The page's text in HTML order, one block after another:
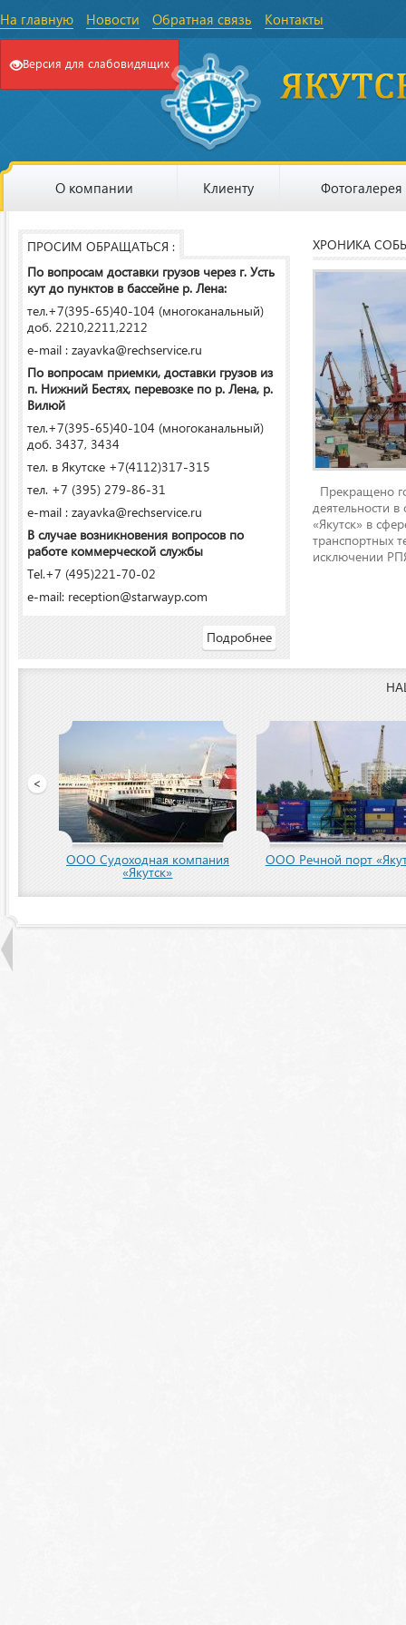
На главную Новости Обратная связь Контакты
Версия для слабовидящих
О компании Клиенту Фотогалерея
ПРОСИМ ОБРАЩАТЬСЯ :
По вопросам доставки грузов через г. Усть
кут до пунктов в бассейне р. Лена:
тел.+7(395-65)40-104 (многоканальный)
доб. 2210,2211,2212
e-mail : zayavka@rechservice.ru
По вопросам приемки, доставки грузов из
п. Нижний Бестях, перевозке по р. Лена, р.
Вилюй
тел.+7(395-65)40-104 (многоканальный)
доб. 3437, 3434
тел. в Якутске +7(4112)317-315
тел. +7 (395) 279-86-31
e-mail : zayavka@rechservice.ru
В случае возникновения вопросов по
работе коммерческой службы
Tel.+7 (495)221-70-02
e-mail: reception@starwayp.com
Подробнее
ХРОНИКА
Прекращено
деятельности
«Якутск» в
транспортных
исключении
<
ООО Речной порт «Якутск»
ООО «Якутский речной